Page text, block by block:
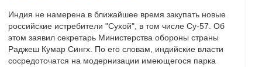
Индия не намерена в ближайшее время закупать новые
российские истребители "Сухой", в том числе Су-57. Об
этом заявил секретарь Министерства обороны страны
Раджеш Кумар Сингх. По его словам, индийские власти
сосредоточатся на модернизации имеющегося парка